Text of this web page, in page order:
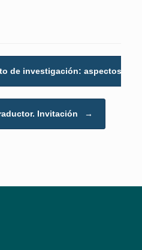
de investigación: aspectos…
Invitación →